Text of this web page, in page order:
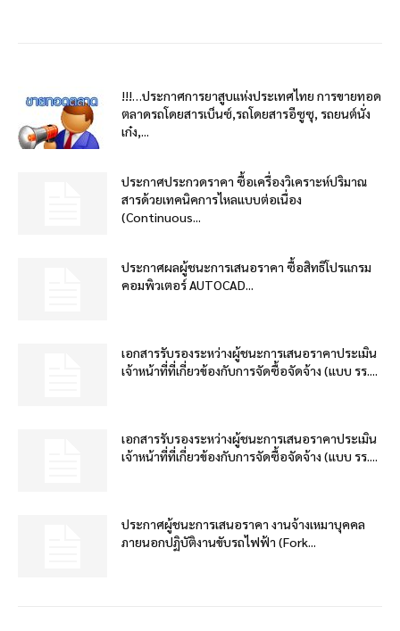
!!!…ประกาศการยาสูบแห่งประเทศไทย การขายทอด
ตลาดรถโดยสารเบ็นซ์,รถโดยสารอีซูซุ, รถยนต์นั่ง
เก๋ง,...
ประกาศประกวดราคา ซื้อเครื่องวิเคราะห์ปริมาณ
สารด้วยเทคนิคการไหลแบบต่อเนื่อง
(Continuous...
ประกาศผลผู้ชนะการเสนอราคา ซื้อสิทธิโปรแกรม
คอมพิวเตอร์ AUTOCAD...
เอกสารรับรองระหว่างผู้ชนะการเสนอราคาประเมิน
เจ้าหน้าที่ที่เกี่ยวข้องกับการจัดซื้อจัดจ้าง (แบบ รร....
เอกสารรับรองระหว่างผู้ชนะการเสนอราคาประเมิน
เจ้าหน้าที่ที่เกี่ยวข้องกับการจัดซื้อจัดจ้าง (แบบ รร....
ประกาศผู้ชนะการเสนอราคา งานจ้างเหมาบุคคล
ภายนอกปฏิบัติงานขับรถไฟฟ้า (Fork...